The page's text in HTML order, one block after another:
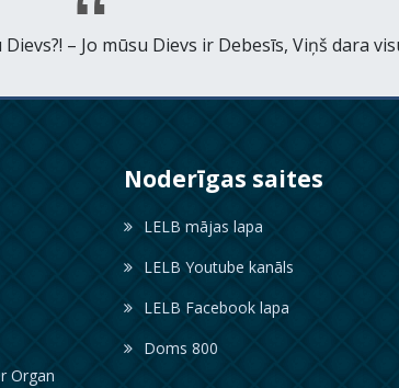
– Jo mūsu Dievs ir Debesīs, Viņš dara
Organ
Noderīgas saites
LELB mājas lapa
LELB Youtube kanāls
LELB Facebook lapa
Doms 800